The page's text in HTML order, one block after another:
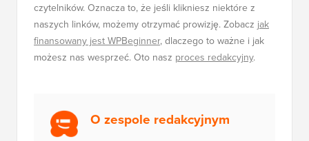
czytelników. Oznacza to, że jeśli klikniesz niektóre z
naszych linków, możemy otrzymać prowizję. Zobacz jak
finansowany jest WPBeginner, dlaczego to ważne i jak
możesz nas wesprzeć. Oto nasz proces redakcyjny.
O zespole redakcyjnym